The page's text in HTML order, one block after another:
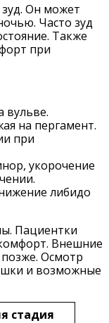
Он может
Часто зуд
Также
при
вульве.
на пергамент.
при
укорочение
либидо
Пациентки
Внешние
Осмотр
и возможные
стадия